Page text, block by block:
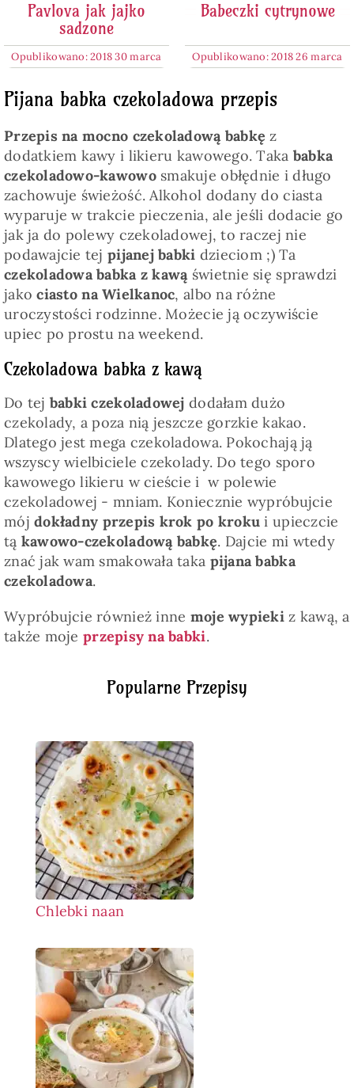
Popularne Przepisy
Chlebki naan
Pavlova jak jajko
sadzone
Opublikowano: 2018 30 marca
Babeczki cytrynowe
Opublikowano: 2018 26 marca
Pijana babka czekoladowa przepis
Przepis na mocno czekoladową babkę z
dodatkiem kawy i likieru kawowego. Taka babka
czekoladowo-kawowosmakuje obłędnie i długo
zachowuje świeżość. Alkohol dodany do ciasta
wyparuje w trakcie pieczenia, ale jeśli dodacie go
jak ja do polewy czekoladowej, to raczej nie
podawajcie tejpijanej babki dzieciom ;) Ta
czekoladowa babka z kawąświetnie się sprawdzi
jakociasto na Wielkanoc, albo na różne
uroczystości rodzinne. Możecie ją oczywiście
upiec po prostu na weekend.
Czekoladowa babka z kawą
Do tej babki czekoladowej dodałam dużo
czekolady, a poza nią jeszcze gorzkie kakao.
Dlatego jest mega czekoladowa. Pokochają ją
wszyscy wielbiciele czekolady. Do tego sporo
kawowego likieru w cieście i w polewie
czekoladowej - mniam. Koniecznie wypróbujcie
mójdokładny przepis krok po kroku i upieczcie
tą kawowo-czekoladową babkę. Dajcie mi wtedy
znać jak wam smakowała taka pijana babka
czekoladowa.
Wypróbujcie również inne moje wypiekiz kawą, a
także moje przepisy na babki.